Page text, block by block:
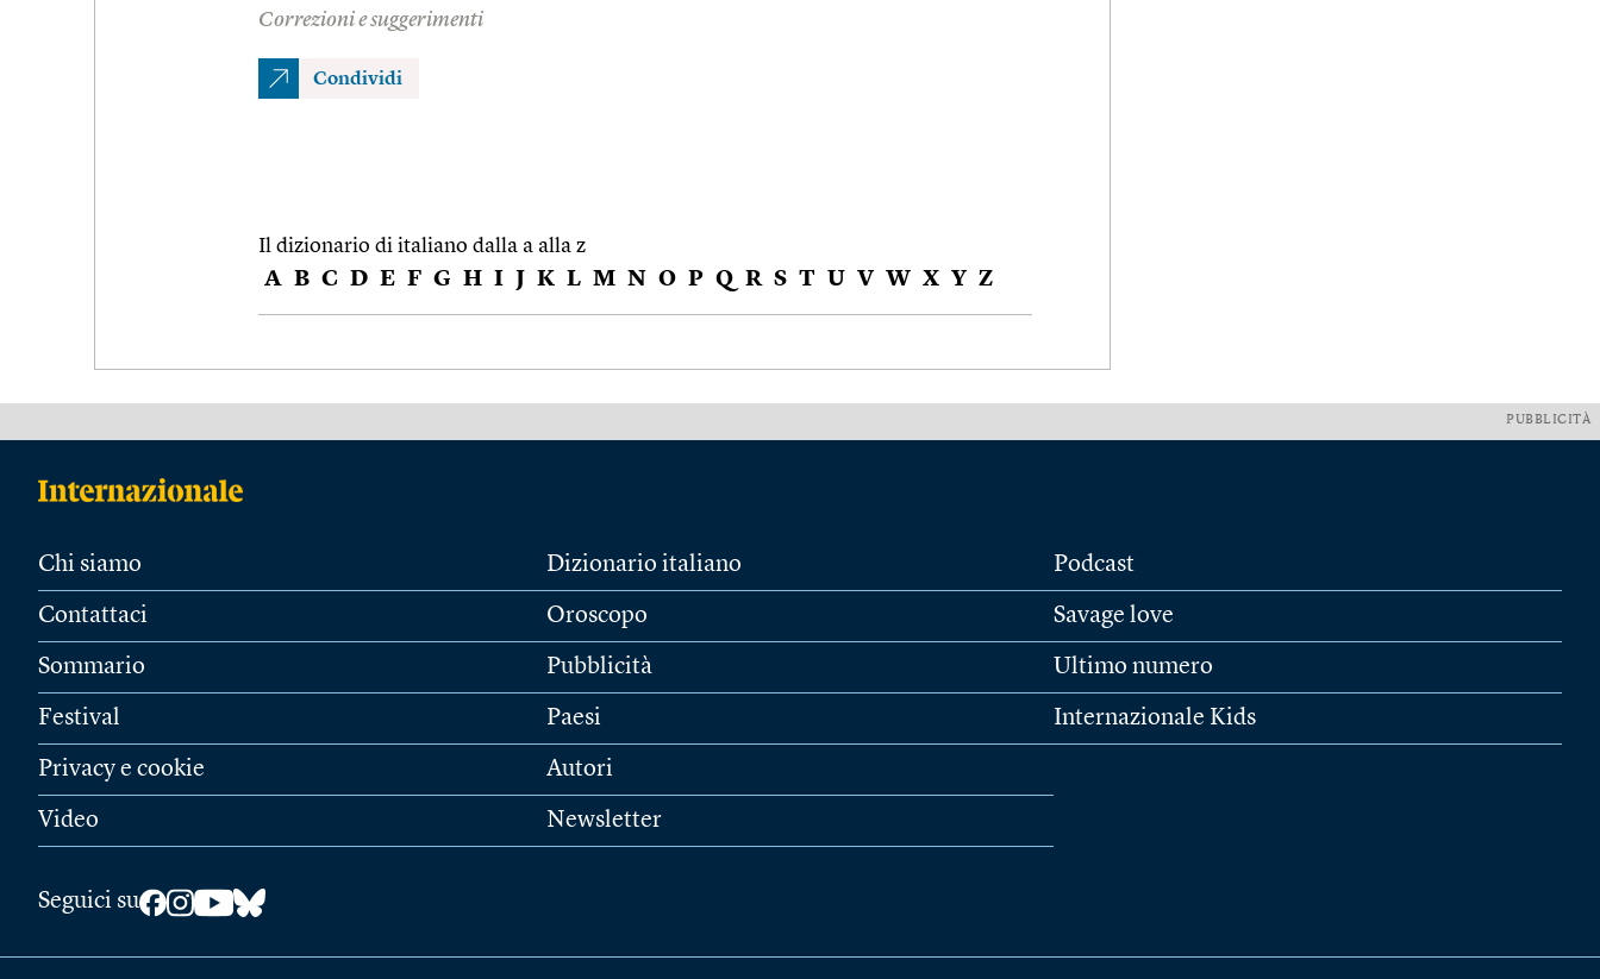
Correzioni e suggerimenti
Condividi
Il dizionario di italiano dalla a alla z
A B C D E F G H I J K L M N O P Q R S T U V W X Y Z
PUBBLICITÀ
Chi siamo
Contattaci
Sommario
Festival
Privacy e cookie
Video
Dizionario italiano
Oroscopo
Pubblicità
Paesi
Autori
Newsletter
Podcast
Savage love
Ultimo numero
Internazionale Kids
Seguici su